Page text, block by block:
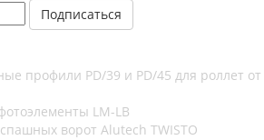
профили PD/39 и PD/45 для роллет от
LM-LB
ворот Alutech TWISTO